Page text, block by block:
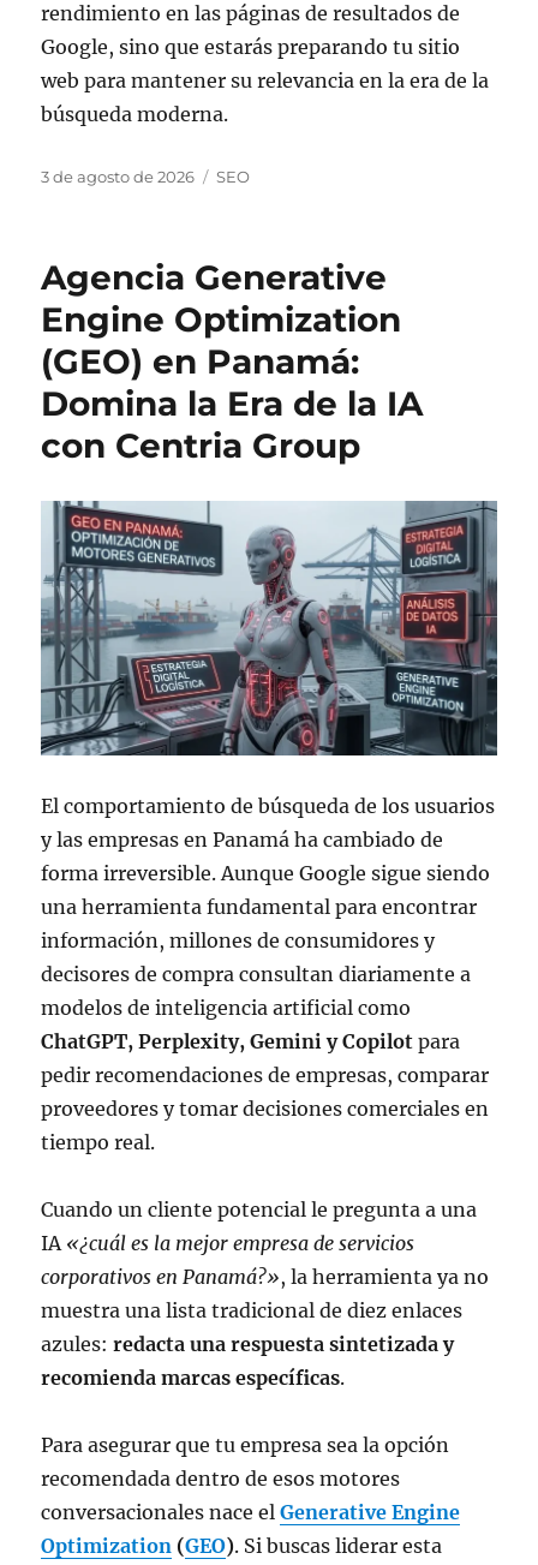
rendimiento en las páginas de resultados de
Google, sino que estarás preparando tu sitio
web para mantener su relevancia en la era de la
búsqueda moderna.
Publicado
3 de agosto de 2026 Categorías
SEO
Agencia Generative
Engine Optimization
(GEO) en Panamá:
Domina la Era de la IA
con Centria Group
El comportamiento de búsqueda de los usuarios
y las empresas en Panamá ha cambiado de
forma irreversible. Aunque Google sigue siendo
una herramienta fundamental para encontrar
información, millones de consumidores y
decisores de compra consultan diariamente a
modelos de inteligencia artificial como
ChatGPT, Perplexity, Gemini y Copilot para
pedir recomendaciones de empresas, comparar
proveedores y tomar decisiones comerciales en
tiempo real.
Cuando un cliente potencial le pregunta a una
IA «¿cuál es la mejor empresa de servicios
corporativos en Panamá?», la herramienta ya no
muestra una lista tradicional de diez enlaces
azules:redacta una respuesta sintetizada y
recomienda marcas específicas.
Para asegurar que tu empresa sea la opción
recomendada dentro de esos motores
conversacionales nace elGenerative Engine
Optimization (GEO). Si buscas liderar esta